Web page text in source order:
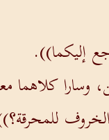
إليكما)).
كلاهما